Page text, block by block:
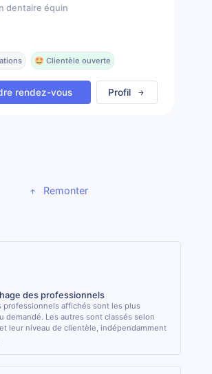
dentaire équin
🤩 Clientèle ouverte
rendez-vous Profil
Remonter
des professionnels
professionnels affichés sont les plus
demandé. Les autres sont classés selon
leur niveau de clientèle, indépendamment